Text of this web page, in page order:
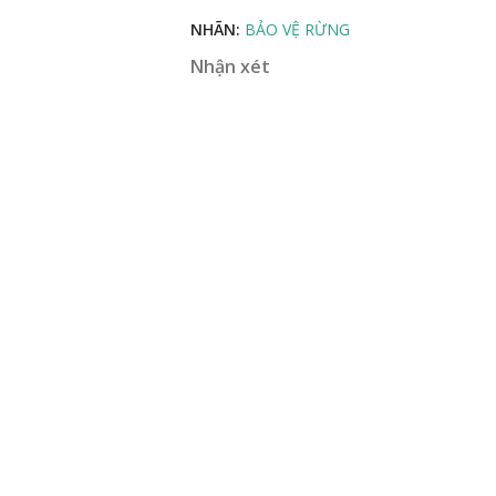
NHÃN: BẢO VỆ RỪNG
Nhận xét